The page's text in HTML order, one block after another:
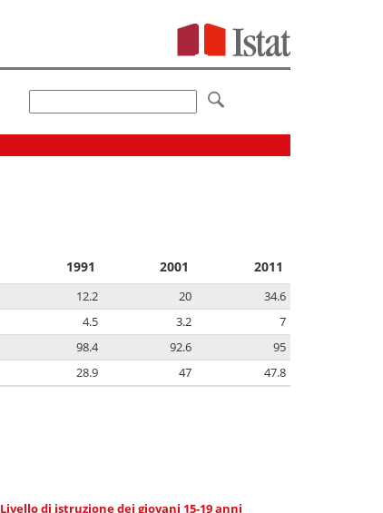
1991 2001 2011
12.2 20
34.6
4.5 3.2
7
98.4 92.6
95
28.9 47 47.8
Livello di istruzione dei giovani 15-19 anni